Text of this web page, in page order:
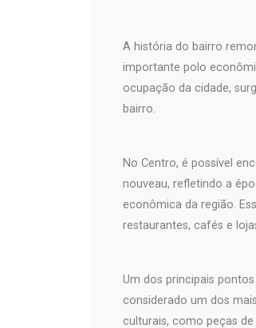
A história do bairro
importante polo
ocupação da cidade,
bairro.
No Centro, é possível
nouveau, refletindo a
econômica da região.
restaurantes, cafés e
Um dos principais
considerado um dos
culturais, como peças